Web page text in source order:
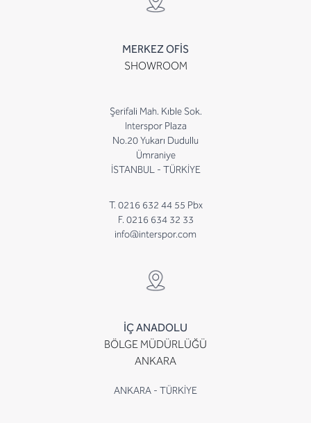
MERKEZ OFİS
SHOWROOM
Şerifali Mah. Kıble Sok.
Interspor Plaza
No.20 Yukarı Dudullu
Ümraniye
İSTANBUL - TÜRKİYE
T. 0216 632 44 55 Pbx
F. 0216 634 32 33
info@interspor.com
İÇ ANADOLU
BÖLGE MÜDÜRLÜĞÜ
ANKARA
ANKARA - TÜRKİYE